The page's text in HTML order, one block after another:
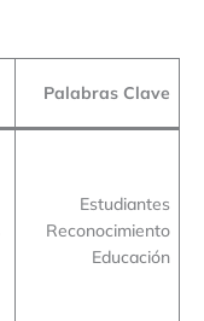
Palabras Clave
Estudiantes
Reconocimiento
Educación